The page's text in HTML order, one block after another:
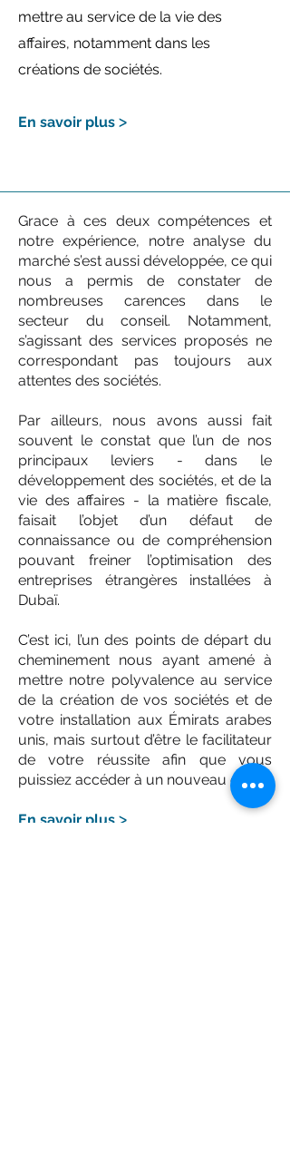
mettre au service de la vie des
affaires, notamment dans les
créations de sociétés.
En savoir plus ᐳ
Grace à ces deux compétences et
notre expérience, notre analyse du
marché s’est aussi développée, ce qui
nous a permis de constater de
nombreuses carences dans le
secteur du conseil. Notamment,
s’agissant des services proposés ne
correspondant pas toujours aux
attentes des sociétés.
Par ailleurs, nous avons aussi fait
souvent le constat que l’un de nos
principaux leviers - dans le
développement des sociétés, et de la
vie des affaires - la matière fiscale,
faisait l’objet d’un défaut de
connaissance ou de compréhension
pouvant freiner l’optimisation des
entreprises étrangères installées à
Dubaï.
C’est ici, l’un des points de départ du
cheminement nous ayant amené à
mettre notre polyvalence au service
de la création de vos sociétés et de
votre installation aux Émirats arabes
unis, mais surtout d’être le facilitateur
de votre réussite afin que vous
puissiez accéder à un nouveau cap.
En savoir plus ᐳ